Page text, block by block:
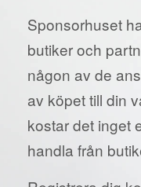
Sponsorhuset
butiker och
någon av de
av köpet till din
kostar det inget
handla från